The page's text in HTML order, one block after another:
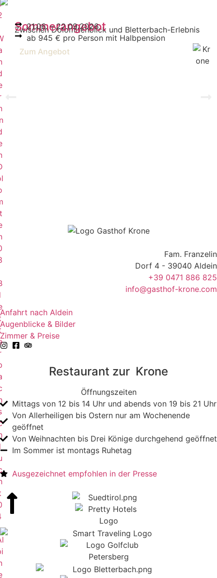
Zwischen Dolomitenblick und Bletterbach-Erlebnis
Sommerangebot
21.06. – 22.09.2026
ab 945 € pro Person mit Halbpension
Zum Angebot
Fam. Franzelin
Dorf 4 - 39040 Aldein
+39 0471 886 825
info@gasthof-krone.com
Anfahrt nach Aldein
Augenblicke & Bilder
Zimmer & Preise
Restaurant zur Krone
Öffnungszeiten
Mittags von 12 bis 14 Uhr und abends von 19 bis 21 Uhr
Von Allerheiligen bis Ostern nur am Wochenende
geöffnet
Von Weihnachten bis Drei Könige durchgehend geöffnet
Im Sommer ist montags Ruhetag
Ausgezeichnet empfohlen in der Presse